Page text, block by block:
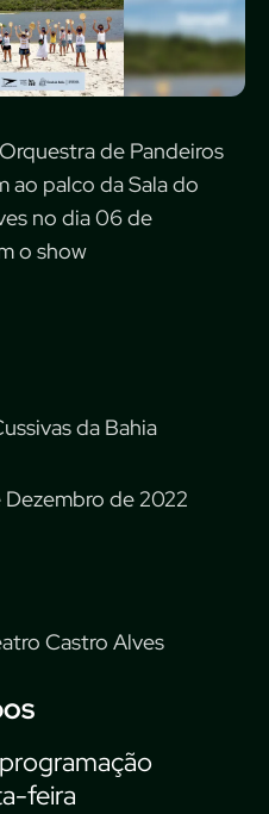
de Pandeiros
ao palco da Sala do
no dia 06 de
o show
da Bahia
de 2022
Castro Alves
feira